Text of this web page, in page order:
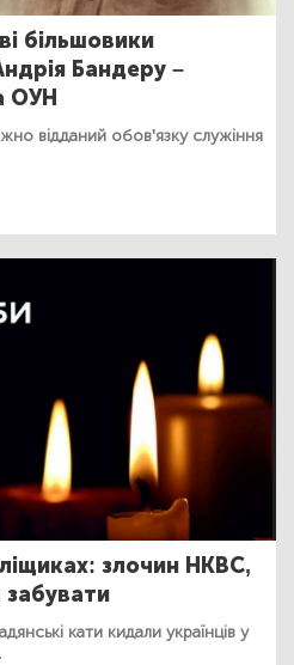
більшовики
Бандеру –
ОУН
відданий обов'язку служіння
злочин НКВС,
кати кидали українців у